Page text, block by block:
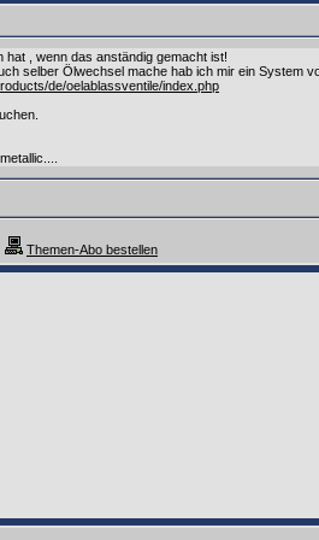
, wenn das anständig gemacht ist!
selber Ölwechsel mache hab ich mir ein System
de/oelablassventile/index.php
Themen-Abo bestellen